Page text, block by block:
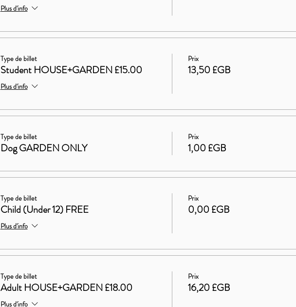
Plus d'info
Type de billet
Student HOUSE+GARDEN £15.00
Plus d'info
Prix
13,50 £GB
Type de billet
Dog GARDEN ONLY
Prix
1,00 £GB
Type de billet
Child (Under 12) FREE
Plus d'info
Prix
0,00 £GB
Type de billet
Adult HOUSE+GARDEN £18.00
Plus d'info
Prix
16,20 £GB